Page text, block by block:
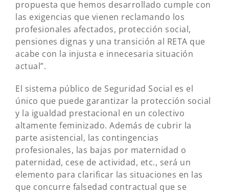
propuesta que hemos desarrollado cumple con
las exigencias que vienen reclamando los
profesionales afectados, protección social,
pensiones dignas y una transición al RETA que
acabe con la injusta e innecesaria situación
actual”.
El sistema público de Seguridad Social es el
único que puede garantizar la protección social
y la igualdad prestacional en un colectivo
altamente feminizado. Además de cubrir la
parte asistencial, las contingencias
profesionales, las bajas por maternidad o
paternidad, cese de actividad, etc., será un
elemento para clarificar las situaciones en las
que concurre falsedad contractual que se